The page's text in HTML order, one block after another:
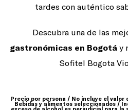
tardes con auténtico
Descubra una de las
gastronómicas en Bogotáy
Sofitel Bogota
Precio por persona / No incluye el valor
Bebidas y alimentos seleccionados /